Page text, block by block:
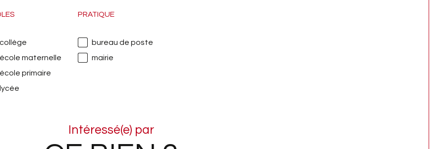
collège
école maternelle
école primaire
lycée
PRATIQUE
bureau de poste
mairie
Intéressé(e) par